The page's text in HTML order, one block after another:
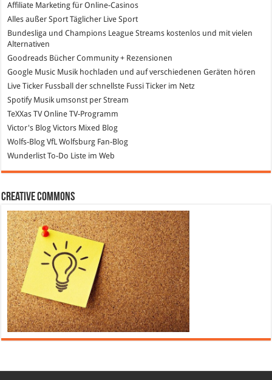
Affiliate Marketing für Online-Casinos
Alles außer SportTäglicher Live Sport
Bundesliga und Champions League Streams kostenlos und mit vielen
Alternativen
Goodreads Bücher Community + Rezensionen
Google Music Musik hochladen und auf verschiedenen Geräten hören
Live Ticker Fussball
der schnellste Fussi Ticker im Netz
SpotifyMusik umsonst per Stream
TeXXas TVOnline TV-Programm
Victor's Blog Victors Mixed Blog
Wolfs-Blog VfL Wolfsburg Fan-Blog
WunderlistTo-Do Liste im Web
Creative Commons